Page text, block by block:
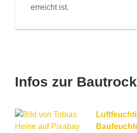
erreicht ist.
Infos zur